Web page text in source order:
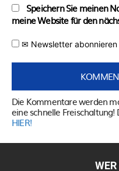
Speichern Sie meinen
meine Website für den
✉ Newsletter
Die Kommentare werden
eine schnelle
HIER!